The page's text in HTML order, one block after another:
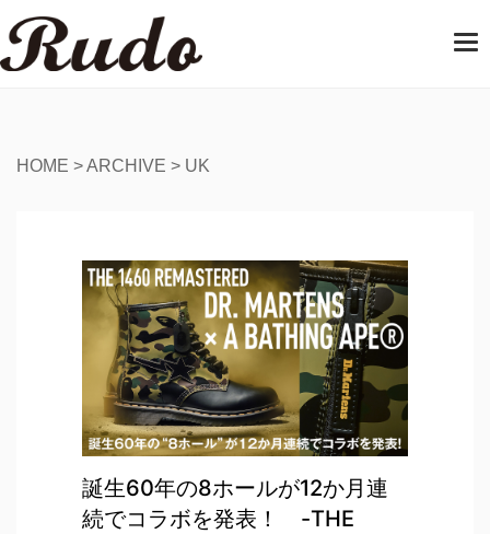
T
HOME >ARCHIVE > UK
誕生60年の8ホールが12か月連
続でコラボを発表！ -THE